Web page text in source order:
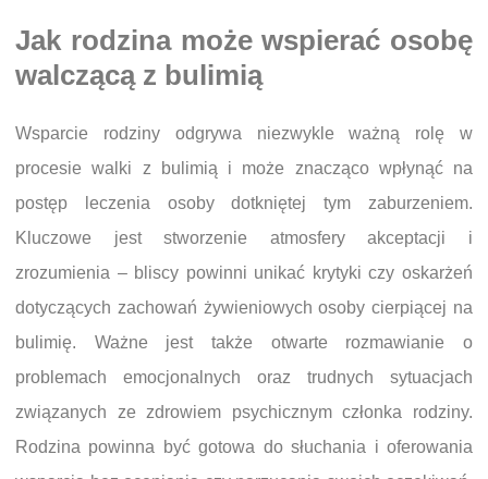
Jak rodzina może wspierać osobę
walczącą z bulimią
Wsparcie rodziny odgrywa niezwykle ważną rolę w
procesie walki z bulimią i może znacząco wpłynąć na
postęp leczenia osoby dotkniętej tym zaburzeniem.
Kluczowe jest stworzenie atmosfery akceptacji i
zrozumienia – bliscy powinni unikać krytyki czy oskarżeń
dotyczących zachowań żywieniowych osoby cierpiącej na
bulimię. Ważne jest także otwarte rozmawianie o
problemach emocjonalnych oraz trudnych sytuacjach
związanych ze zdrowiem psychicznym członka rodziny.
Rodzina powinna być gotowa do słuchania i oferowania